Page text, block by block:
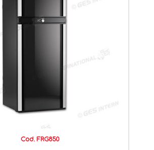
Cod. FRG850